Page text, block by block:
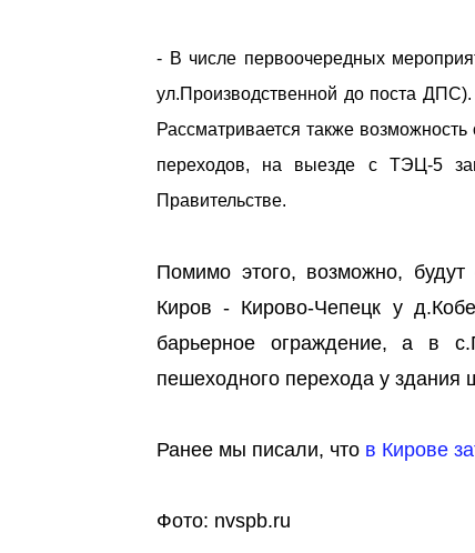
- В числе первоочередных
ул.Производственной до поста
Рассматривается также
переходов, на выезде с ТЭЦ-5
Правительстве.
Помимо этого, возможно,
Киров - Кирово-Чепецк у
барьерное ограждение, а в
пешеходного перехода у здания
Ранее мы писали, что в Кирове
Фото: nvspb.ru